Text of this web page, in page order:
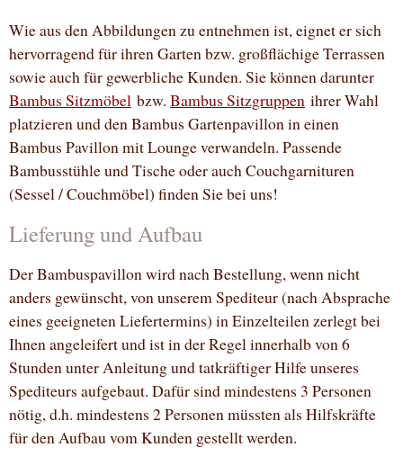
Wie aus den Abbildungen zu entnehmen ist, eignet er sich
hervorragend für ihren Garten bzw. großflächige Terrassen
sowie auch für gewerbliche Kunden. Sie können darunter
Bambus Sitzmöbel bzw. Bambus Sitzgruppen ihrer Wahl
platzieren und den Bambus Gartenpavillon in einen
Bambus Pavillon mit Lounge verwandeln. Passende
Bambusstühle und Tische oder auch Couchgarnituren
(Sessel / Couchmöbel) finden Sie bei uns!
Lieferung und Aufbau
Der Bambuspavillon wird nach Bestellung, wenn nicht
anders gewünscht, von unserem Spediteur (nach Absprache
eines geeigneten Liefertermins) in Einzelteilen zerlegt bei
Ihnen angeleifert und ist in der Regel innerhalb von 6
Stunden unter Anleitung und tatkräftiger Hilfe unseres
Spediteurs aufgebaut. Dafür sind mindestens 3 Personen
nötig, d.h. mindestens 2 Personen müssten als Hilfskräfte
für den Aufbau vom Kunden gestellt werden.